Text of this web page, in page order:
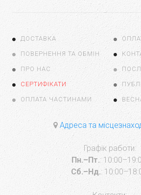
ДОСТАВКА
ПОВЕРНЕННЯ ТА ОБМІН
ПРО НАС
СЕРТИФІКАТИ
ОПЛАТА ЧАСТИНАМИ
Адреса та
Графік работи:
Пн.–Пт.:
Сб.–Нд.: